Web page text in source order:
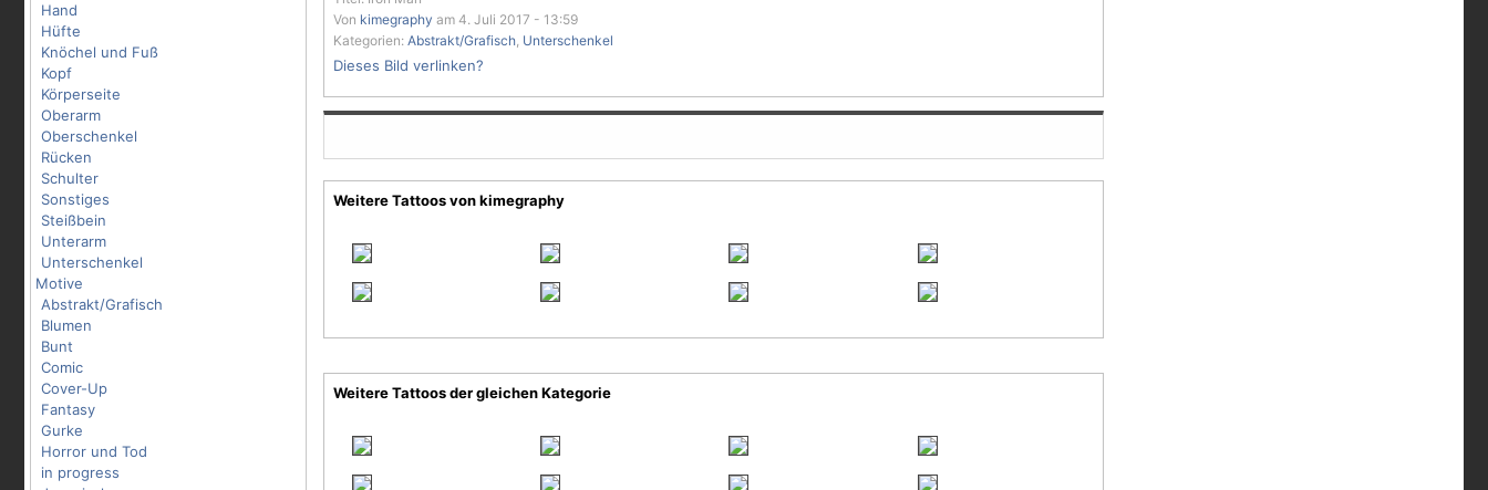
Hand
Hüfte
Knöchel und Fuß
Kopf
Körperseite
Oberarm
Oberschenkel
Rücken
Schulter
Sonstiges
Steißbein
Unterarm
Unterschenkel
Motive
Abstrakt/Grafisch
Blumen
Bunt
Comic
Cover-Up
Fantasy
Gurke
Horror und Tod
in progress
Von kimegraphy am 4. Juli 2017 - 13:59
Kategorien: Abstrakt/Grafisch, Unterschenkel
Dieses Bild verlinken?
Weitere Tattoos von kimegraphy
Weitere Tattoos der gleichen Kategorie